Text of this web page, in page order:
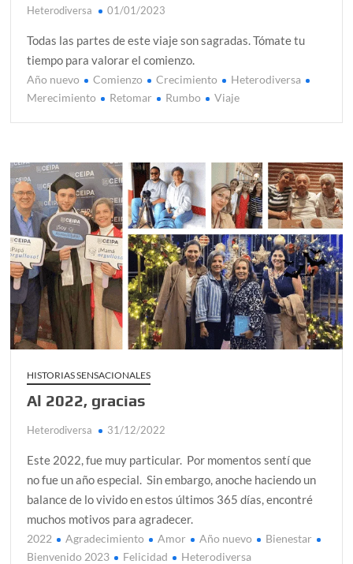
Heterodiversa 01/01/2023
Todas las partes de este viaje son sagradas. Tómate tu
tiempo para valorar el comienzo.
Año nuevo Comienzo Crecimiento
Heterodiversa
Merecimiento
Retomar Rumbo Viaje
HISTORIAS SENSACIONALES
Al 2022, gracias
Heterodiversa 31/12/2022
Este 2022, fue muy particular. Por momentos sentí que
no fue un año especial. Sin embargo, anoche haciendo un
balance de lo vivido en estos últimos 365 días, encontré
muchos motivos para agradecer.
2022 Agradecimiento Amor Año nuevo
Bienestar
Bienvenido 2023
Felicidad Heterodiversa